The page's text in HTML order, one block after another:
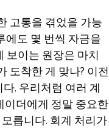
고통을 겪었을 가능
에도 몇 번씩 자금을
보이는 원장은 마치
도착한 게 맞나? 이전
. 우리처럼 여러 계
더에게 정말 중요한
릅니다. 회계 처리가